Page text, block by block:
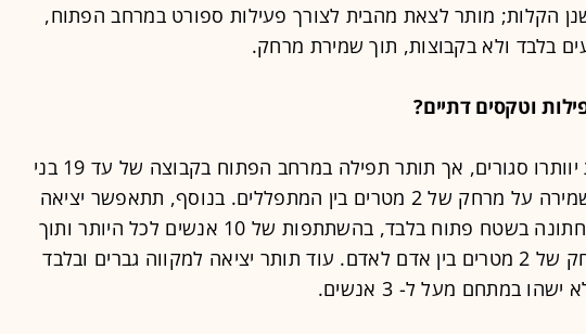
הקלות; מותר לצאת מהבית לצורך פעילות ספורט במרחב הפתוח,
בלבד ולא בקבוצות, תוך שמירת מרחק.
וטקסים דתיים?
בתי הכנסת יוותרו סגורים, אך תותר תפילה במרחב הפתוח בקבוצה של עד 19 בני
אדם, תוך שמירה על מרחק של 2 מטרים בין המתפללים. בנוסף, תתאפשר יציאה
לברית או לחתונה בשטח פתוח בלבד, בהשתתפות של 10 אנשים לכל היותר ותוך
שמירה מרחק של 2 מטרים בין אדם לאדם. עוד תותר יציאה למקווה גברים ובלבד
במתחם מעל ל- 3 אנשים.